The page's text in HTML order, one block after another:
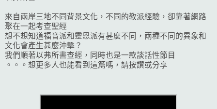
來自兩岸三地不同背景文化，不同的教派經驗，卻靠著網路
聚在一起考查聖經
想不想知道福音派和靈恩派有甚麼不同，兩種不同的異象和
文化會產生甚麼沖擊？
我們順著以弗所書查經，同時也是一款談話性節目
。。。想更多人也能看到這篇嗎，請按讚或分享